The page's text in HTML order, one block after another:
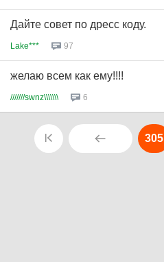
Дайте совет по дресс коду.
Lake*** 97
желаю всем как ему!!!!
///////swnz\\\\\\\ 6
305